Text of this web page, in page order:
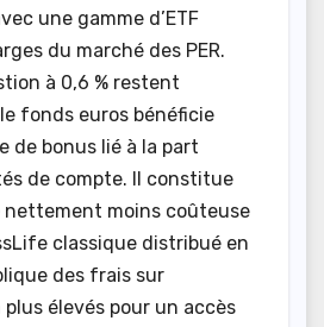
une gamme d’ETF
du marché des PER.
à 0,6 % restent
fonds euros bénéficie
de bonus lié à la part
de compte. Il constitue
moins coûteuse
classique distribué en
des frais sur
élevés pour un accès